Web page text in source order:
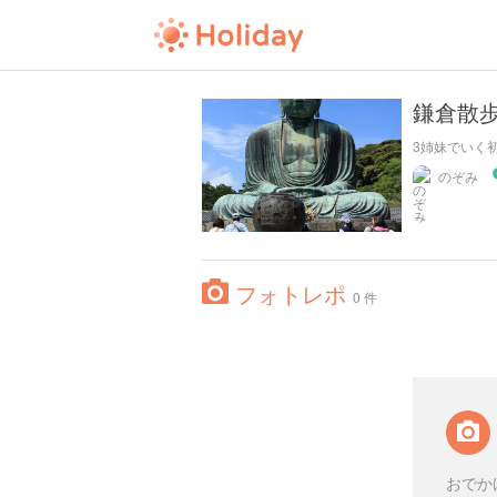
鎌倉散
3姉妹でいく
のぞみ
フォトレポ 0 件
おで